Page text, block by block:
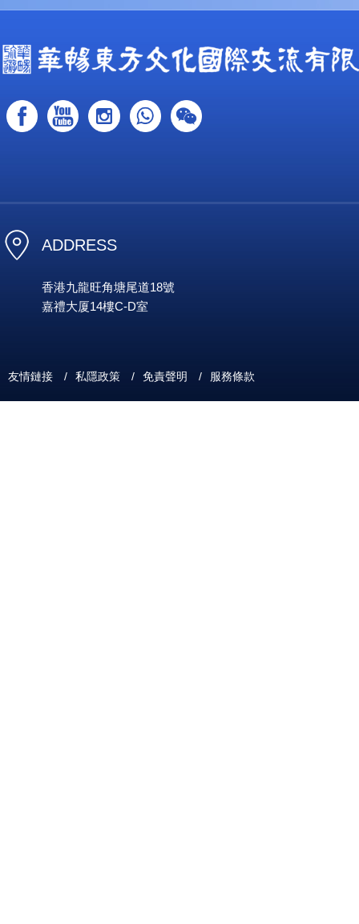
ADDRESS
香港九龍旺角塘尾道18號
嘉禮大厦14樓C-D室
友情鏈接 / 私隱政策 / 免責聲明 / 服務條款